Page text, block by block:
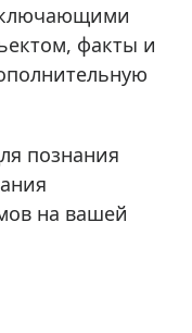
факты и
познания
на вашей